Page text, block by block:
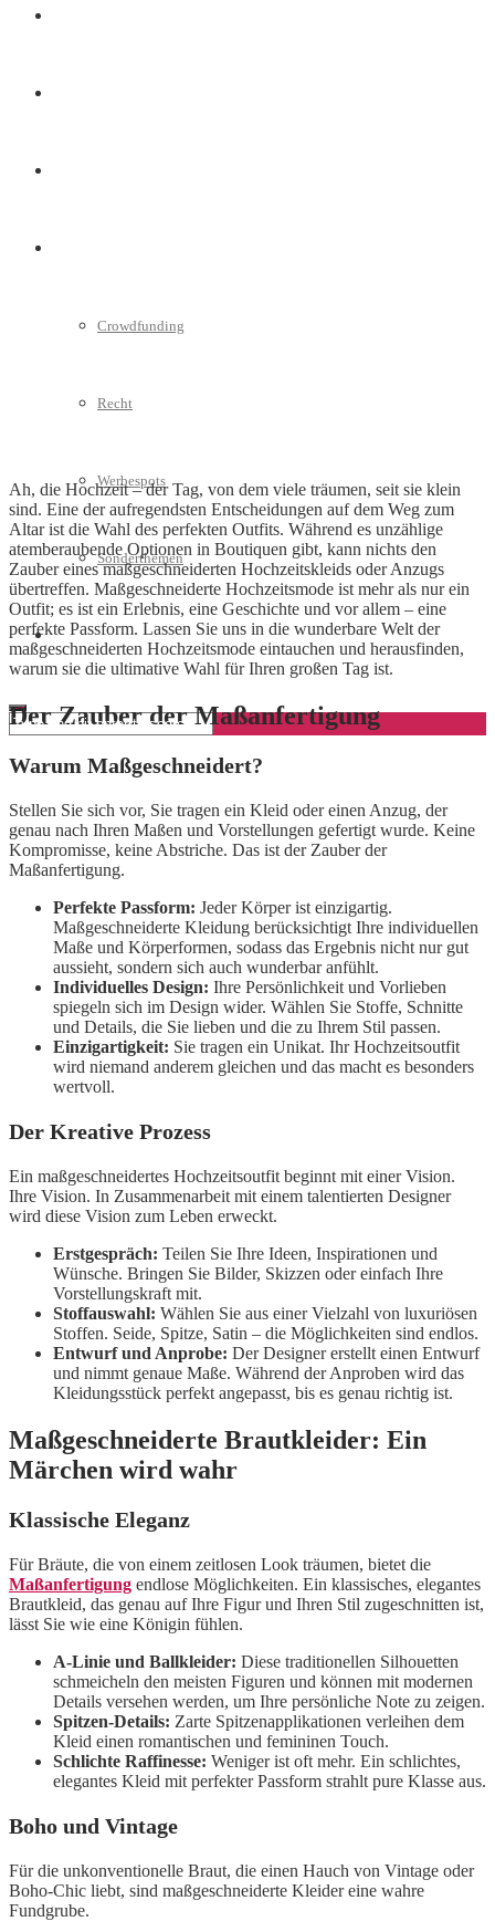
Crowdfunding
Recht
Werbespots
Sonderthemen
Geschäftskonto eröffnen
Ah, die Hochzeit – der Tag, von dem viele träumen, seit sie klein
sind. Eine der aufregendsten Entscheidungen auf dem Weg zum
Altar ist die Wahl des perfekten Outfits. Während es unzählige
atemberaubende Optionen in Boutiquen gibt, kann nichts den
Zauber eines maßgeschneiderten Hochzeitskleids oder Anzugs
übertreffen. Maßgeschneiderte Hochzeitsmode ist mehr als nur ein
Outfit; es ist ein Erlebnis, eine Geschichte und vor allem – eine
perfekte Passform. Lassen Sie uns in die wunderbare Welt der
maßgeschneiderten Hochzeitsmode eintauchen und herausfinden,
warum sie die ultimative Wahl für Ihren großen Tag ist.
Der Zauber der Maßanfertigung
Warum Maßgeschneidert?
Stellen Sie sich vor, Sie tragen ein Kleid oder einen Anzug, der
genau nach Ihren Maßen und Vorstellungen gefertigt wurde. Keine
Kompromisse, keine Abstriche. Das ist der Zauber der
Maßanfertigung.
Perfekte Passform: Jeder Körper ist einzigartig.
Maßgeschneiderte Kleidung berücksichtigt Ihre individuellen
Maße und Körperformen, sodass das Ergebnis nicht nur gut
aussieht, sondern sich auch wunderbar anfühlt.
Individuelles Design: Ihre Persönlichkeit und Vorlieben
spiegeln sich im Design wider. Wählen Sie Stoffe, Schnitte
und Details, die Sie lieben und die zu Ihrem Stil passen.
Einzigartigkeit: Sie tragen ein Unikat. Ihr Hochzeitsoutfit
wird niemand anderem gleichen und das macht es besonders
wertvoll.
Der Kreative Prozess
Ein maßgeschneidertes Hochzeitsoutfit beginnt mit einer Vision.
Ihre Vision. In Zusammenarbeit mit einem talentierten Designer
wird diese Vision zum Leben erweckt.
Erstgespräch: Teilen Sie Ihre Ideen, Inspirationen und
Wünsche. Bringen Sie Bilder, Skizzen oder einfach Ihre
Vorstellungskraft mit.
Stoffauswahl: Wählen Sie aus einer Vielzahl von luxuriösen
Stoffen. Seide, Spitze, Satin – die Möglichkeiten sind endlos.
Entwurf und Anprobe: Der Designer erstellt einen Entwurf
und nimmt genaue Maße. Während der Anproben wird das
Kleidungsstück perfekt angepasst, bis es genau richtig ist.
Maßgeschneiderte Brautkleider: Ein
Märchen wird wahr
Klassische Eleganz
Für Bräute, die von einem zeitlosen Look träumen, bietet die
Maßanfertigung endlose Möglichkeiten. Ein klassisches, elegantes
Brautkleid, das genau auf Ihre Figur und Ihren Stil zugeschnitten ist,
lässt Sie wie eine Königin fühlen.
A-Linie und Ballkleider: Diese traditionellen Silhouetten
schmeicheln den meisten Figuren und können mit modernen
Details versehen werden, um Ihre persönliche Note zu zeigen.
Spitzen-Details: Zarte Spitzenapplikationen verleihen dem
Kleid einen romantischen und femininen Touch.
Schlichte Raffinesse: Weniger ist oft mehr. Ein schlichtes,
elegantes Kleid mit perfekter Passform strahlt pure Klasse aus.
Boho und Vintage
Für die unkonventionelle Braut, die einen Hauch von Vintage oder
Boho-Chic liebt, sind maßgeschneiderte Kleider eine wahre
Fundgrube.